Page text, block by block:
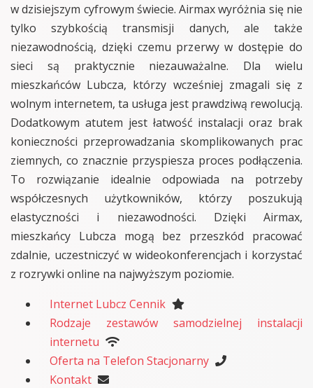
w dzisiejszym cyfrowym świecie. Airmax wyróżnia się nie
tylko szybkością transmisji danych, ale także
niezawodnością, dzięki czemu przerwy w dostępie do
sieci są praktycznie niezauważalne. Dla wielu
mieszkańców Lubcza, którzy wcześniej zmagali się z
wolnym internetem, ta usługa jest prawdziwą rewolucją.
Dodatkowym atutem jest łatwość instalacji oraz brak
konieczności przeprowadzania skomplikowanych prac
ziemnych, co znacznie przyspiesza proces podłączenia.
To rozwiązanie idealnie odpowiada na potrzeby
współczesnych użytkowników, którzy poszukują
elastyczności i niezawodności. Dzięki Airmax,
mieszkańcy Lubcza mogą bez przeszkód pracować
zdalnie, uczestniczyć w wideokonferencjach i korzystać
z rozrywki online na najwyższym poziomie.
Internet Lubcz Cennik
Rodzaje zestawów samodzielnej instalacji
internetu
Oferta na Telefon Stacjonarny
Kontakt